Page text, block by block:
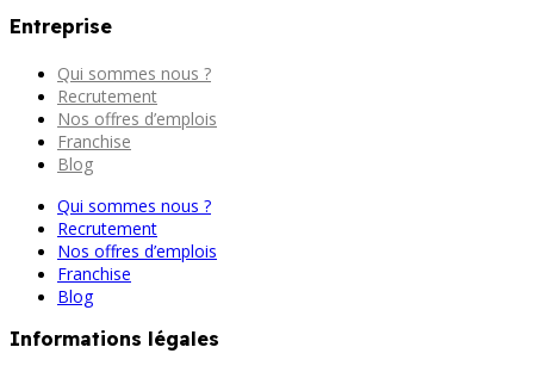
Entreprise
Qui sommes nous ?
Recrutement
Nos offres d’emplois
Franchise
Blog
Qui sommes nous ?
Recrutement
Nos offres d’emplois
Franchise
Blog
Informations légales